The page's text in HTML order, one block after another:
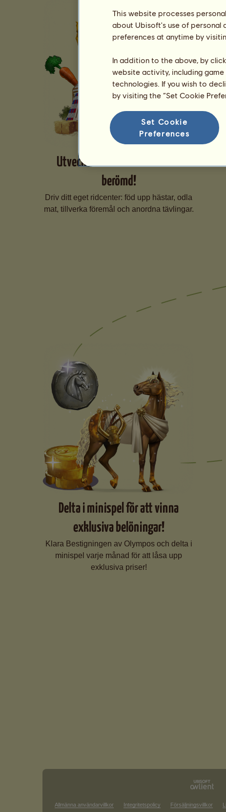
Utveckla ditt ridcenter och bli
berömd!
Driv ditt eget ridcenter: föd upp hästar, odla
mat, tillverka föremål och anordna tävlingar.
Delta i minispel för att vinna
exklusiva belöningar!
Klara Bestigningen av Olympos och delta i
minispel varje månad för att låsa upp
exklusiva priser!
Allmänna användarvillkor Integritetspolicy Försäljningsvillkor
This website processes
about Ubisoft's use of personal
preferences at anytime by
In addition to the above, by
website activity, including
technologies. If you wish to
by visiting the “Set Cookie
Set Cookie
Preferences